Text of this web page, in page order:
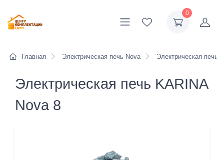
0
Главная Электрическая печь Nova Электрическая печь
Электрическая печь KARINA
Nova 8